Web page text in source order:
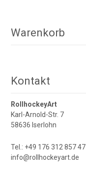
Warenkorb
Kontakt
RollhockeyArt
Karl-Arnold-Str. 7
58636 Iserlohn
Tel.: +49 176 312 857 47
info@rollhockeyart.de